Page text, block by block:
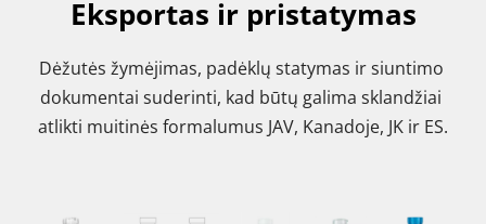
Eksportas ir pristatymas
Dėžutės žymėjimas, padėklų statymas ir siuntimo
dokumentai suderinti, kad būtų galima sklandžiai
atlikti muitinės formalumus JAV, Kanadoje, JK ir ES.